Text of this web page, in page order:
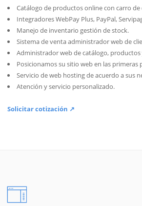
Catálogo de productos online con carro de
Integradores WebPay Plus, PayPal,
Manejo de inventario gestión de stock.
Sistema de venta administrador web de
Administrador web de catálogo,
Posicionamos su sitio web en las primeras
Servicio de web hosting de acuerdo a sus
Atención y servicio personalizado.
Solicitar cotización ↗